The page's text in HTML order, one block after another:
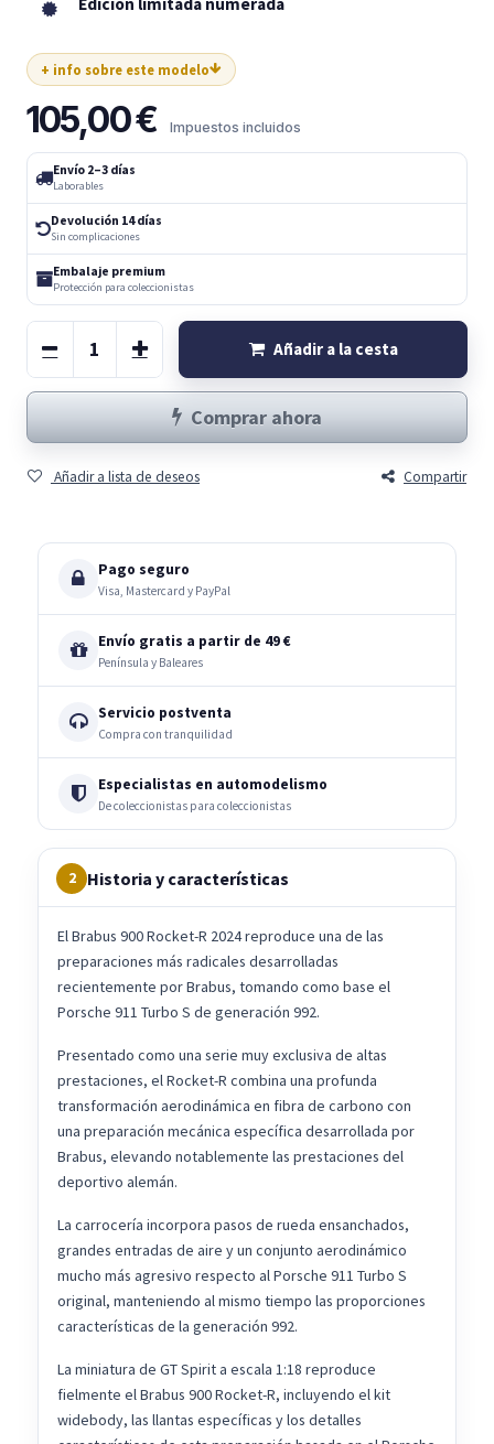
+ info sobre este modelo
105,00€ Impuestos incluidos
Envío 2–3 días
Laborables
Devolución 14 días
Sin complicaciones
Embalaje premium
Protección para coleccionistas
Añadir a la cesta
Comprar ahora
Añadir a lista de deseos Compartir
Pago seguro
Visa, Mastercard y PayPal
Envío gratis a partir de 49 €
Península y Baleares
Servicio postventa
Compra con tranquilidad
Especialistas en automodelismo
De coleccionistas para coleccionistas
2 Historia y características
El Brabus 900 Rocket-R 2024 reproduce una de las
preparaciones más radicales desarrolladas
recientemente por Brabus, tomando como base el
Porsche 911 Turbo S de generación 992.
Presentado como una serie muy exclusiva de altas
prestaciones, el Rocket-R combina una profunda
transformación aerodinámica en fibra de carbono con
una preparación mecánica específica desarrollada por
Brabus, elevando notablemente las prestaciones del
deportivo alemán.
La carrocería incorpora pasos de rueda ensanchados,
grandes entradas de aire y un conjunto aerodinámico
mucho más agresivo respecto al Porsche 911 Turbo S
original, manteniendo al mismo tiempo las proporciones
características de la generación 992.
La miniatura de GT Spirit a escala 1:18 reproduce
fielmente el Brabus 900 Rocket-R, incluyendo el kit
widebody, las llantas específicas y los detalles